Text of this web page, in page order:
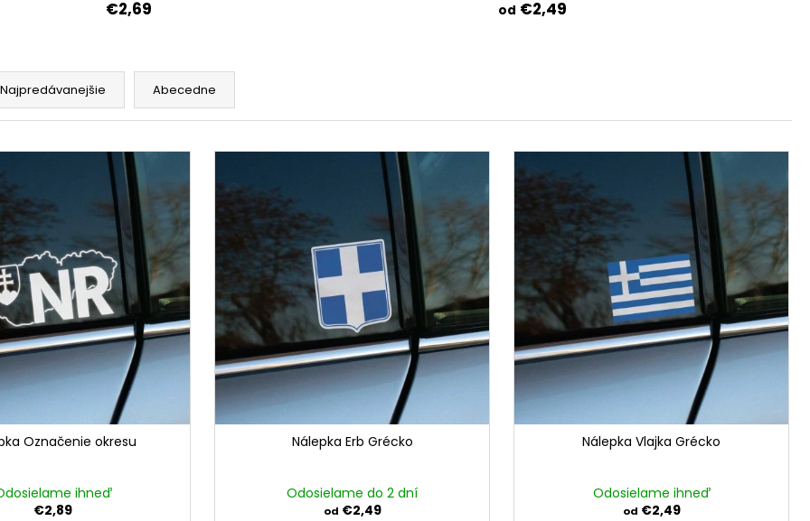
€2,69 od €2,49
Najpredávanejšie Abecedne
Označenie okresu
ihneď
€2,89
Nálepka Erb Grécko
Odosielame do 2 dní
od €2,49
Nálepka Vlajka Grécko
Odosielame ihneď
od €2,49